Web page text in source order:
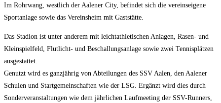
Im Rohrwang, westlich der Aalener City, befindet sich die vereinseigene
Sportanlage sowie das Vereinsheim mit Gaststätte.
Das Stadion ist unter anderem mit leichtathletischen Anlagen, Rasen- und
Kleinspielfeld, Flutlicht- und Beschallungsanlage sowie zwei Tennisplätzen
ausgestattet.
Genutzt wird es ganzjährig von Abteilungen des SSV Aalen, den Aalener
Schulen und Startgemeinschaften wie der LSG. Ergänzt wird dies durch
Sonderveranstaltungen wie dem jährlichen Laufmeeting der SSV-Runners,